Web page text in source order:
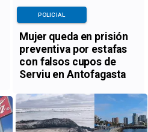
Mujer queda en prisión
preventiva por estafas
con falsos cupos de
Serviu en Antofagasta
POLICIAL